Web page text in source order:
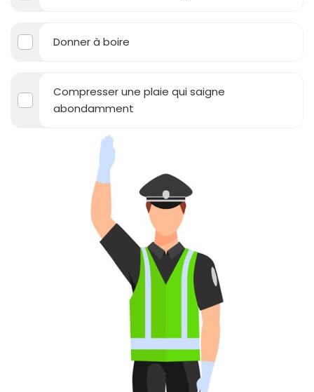
Donner à boire
Compresser une plaie qui saigne
abondamment